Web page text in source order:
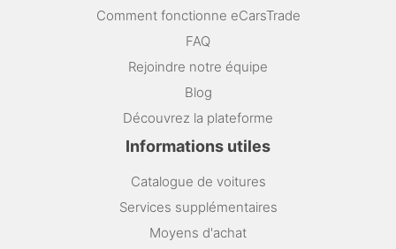
Comment fonctionne eCarsTrade
FAQ
Rejoindre notre équipe
Blog
Découvrez la plateforme
Informations utiles
Catalogue de voitures
Services supplémentaires
Moyens d'achat